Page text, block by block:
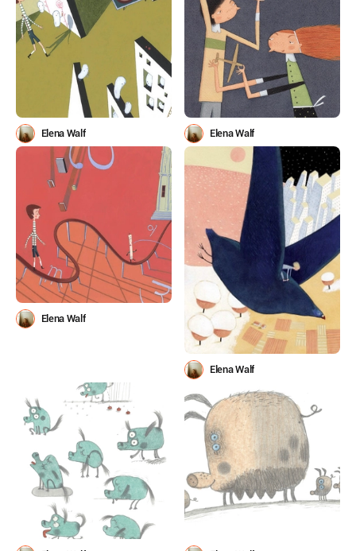
Elena Walf Elena Walf
Elena Walf
Elena Walf